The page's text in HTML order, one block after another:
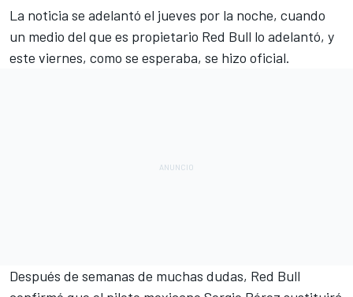
La noticia se adelantó el jueves por la noche, cuando
un medio del que es propietario Red Bull lo adelantó, y
este viernes, como se esperaba, se hizo oficial.
Después de semanas de muchas dudas, Red Bull